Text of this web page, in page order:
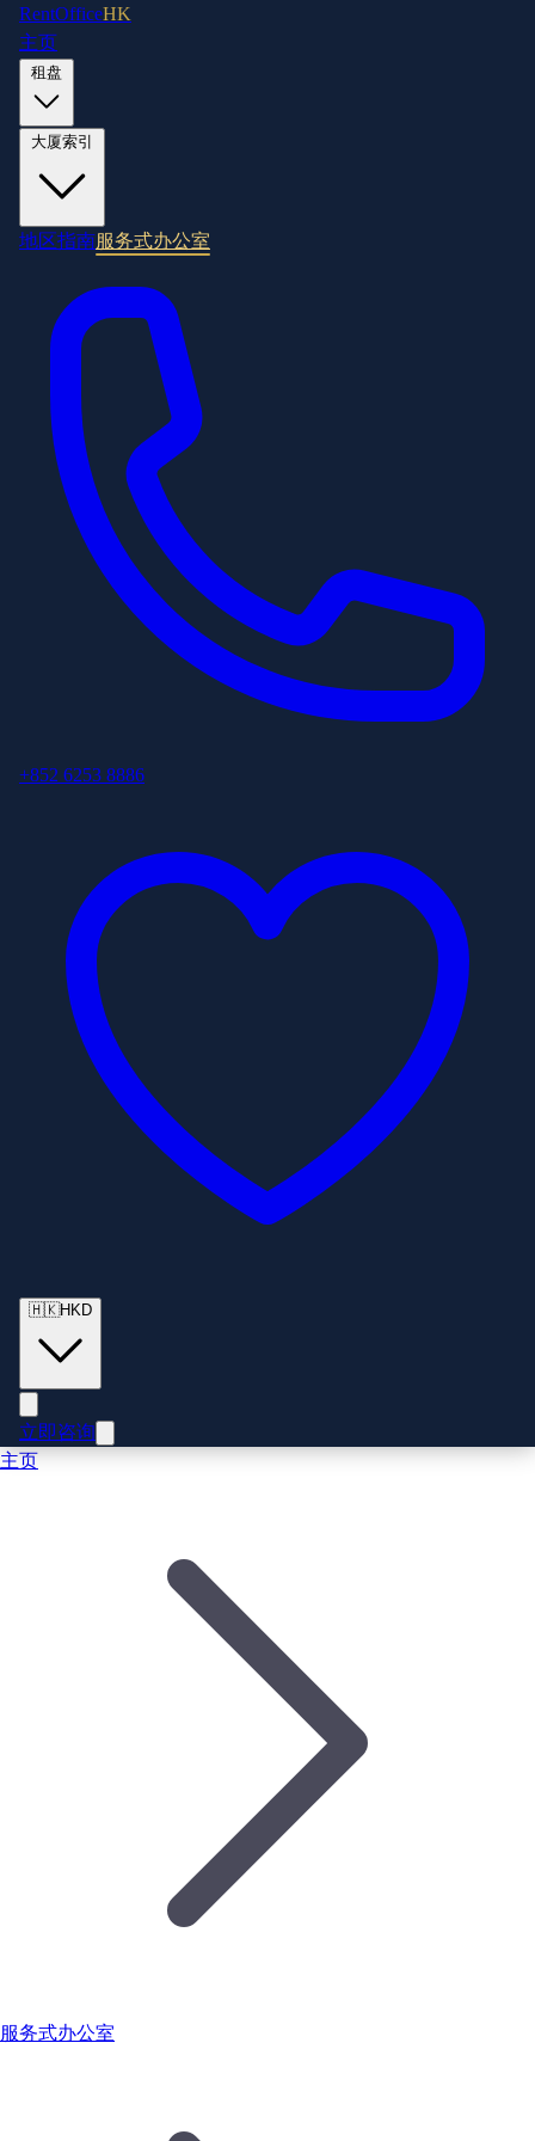
RentOfficeHK
主页
地区指南服务式办公室
+852 6253 8886
🇭🇰HKD
立即咨询
主页
服务式办公室